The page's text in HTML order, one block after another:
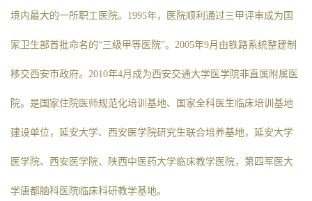
境内最大的一所职工医院。1995年，医院顺利通过三甲评审成为国
家卫生部首批命名的“三级甲等医院”。2005年9月由铁路系统整建制
移交西安市政府。2010年4月成为西安交通大学医学院非直属附属医
院。是国家住院医师规范化培训基地、国家全科医生临床培训基地
建设单位，延安大学、西安医学院研究生联合培养基地，延安大学
医学院、西安医学院、陕西中医药大学临床教学医院，第四军医大
学唐都脑科医院临床科研教学基地。